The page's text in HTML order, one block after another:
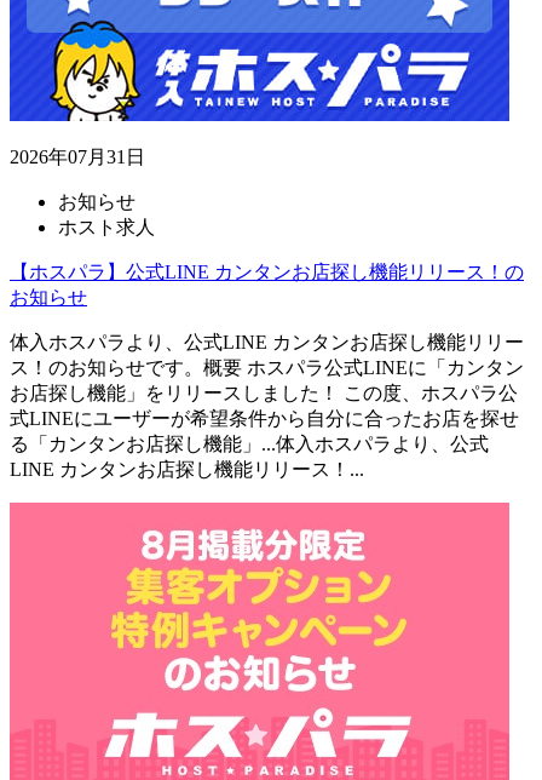
2026年07月31日
お知らせ
ホスト求人
【ホスパラ】公式LINE カンタンお店探し機能リリース！の
お知らせ
体入ホスパラより、公式LINE カンタンお店探し機能リリー
ス！のお知らせです。概要 ホスパラ公式LINEに「カンタン
お店探し機能」をリリースしました！ この度、ホスパラ公
式LINEにユーザーが希望条件から自分に合ったお店を探せ
る「カンタンお店探し機能」...体入ホスパラより、公式
LINE カンタンお店探し機能リリース！...